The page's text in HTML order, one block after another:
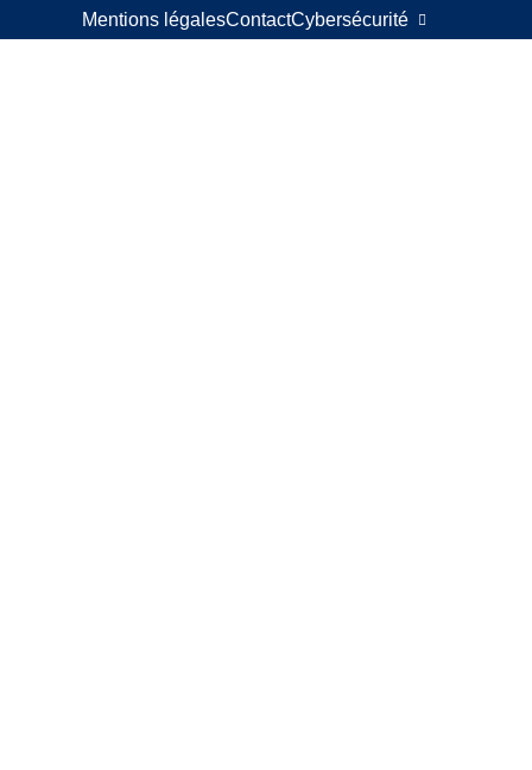
Mentions légalesContactCybersécurité